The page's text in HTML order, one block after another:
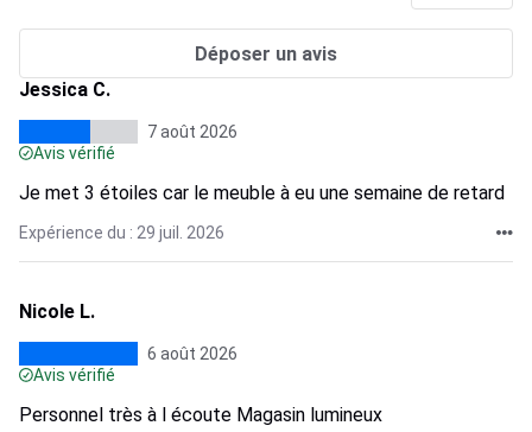
Déposer un avis
Jessica C.
7 août 2026
Avis vérifié
Je met 3 étoiles car le meuble à eu une semaine de retard
Expérience du : 29 juil. 2026
Nicole L.
6 août 2026
Avis vérifié
Personnel très à l écoute Magasin lumineux